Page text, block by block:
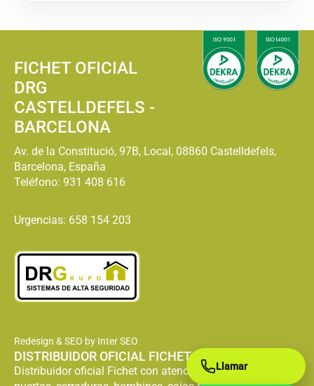
FICHET OFICIAL
DRG
CASTELLDEFELS -
BARCELONA
Av. de la Constitució, 97B, Local, 08860 Castelldefels,
Barcelona, España
Teléfono: 931 408 616
Urgencias: 658 154 203
Redesign & SEO by Inter SEO
DISTRIBUIDOR OFICIAL FICHET
Distribuidor oficial Fichet con atención especializada en
Llamar